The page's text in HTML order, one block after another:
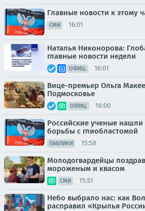
Главные новости к этому
СМИ 16:01
Наталья Никонорова:
главные новости недели
ОФИЦ. 16:01
Вице-премьер Ольга
Подмосковье
ОФИЦ. 16:00
Российские ученые
борьбы с глиобластомой
ПАБЛИКИ 15:58
Молодогвардейцы
мороженым и квасом
СМИ 15:51
Небо выбрало нас: как
расправил «Крылья